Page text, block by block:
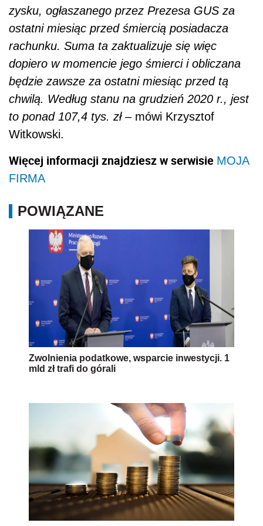
zysku, ogłaszanego przez Prezesa GUS za
ostatni miesiąc przed śmiercią posiadacza
rachunku. Suma ta zaktualizuje się więc
dopiero w momencie jego śmierci i obliczana
będzie zawsze za ostatni miesiąc przed tą
chwilą. Według stanu na grudzień 2020 r., jest
to ponad 107,4 tys. zł – mówi Krzysztof
Witkowski.
Więcej informacji znajdziesz w serwisie MOJA
FIRMA
POWIĄZANE
Zwolnienia podatkowe, wsparcie inwestycji. 1
mld zł trafi do górali